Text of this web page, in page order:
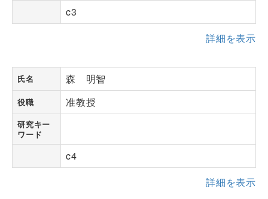
c3
詳細を表示
氏名 森 明智
役職 准教授
研究キー
ワード
c4
詳細を表示